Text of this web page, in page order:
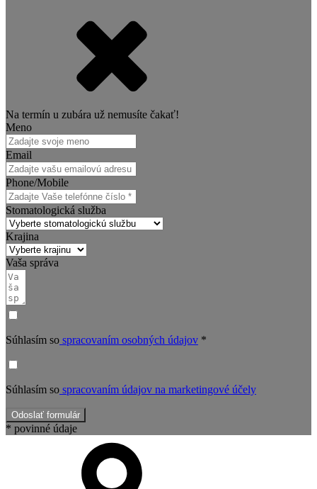
Na termín u zubára už nemusíte čakať!
Meno
Email
Phone/Mobile
Stomatologická služba
Krajina
Vaša správa
Súhlasím so spracovaním osobných údajov *
Súhlasím so spracovaním údajov na marketingové účely
Odoslať formulár
* povinné údaje